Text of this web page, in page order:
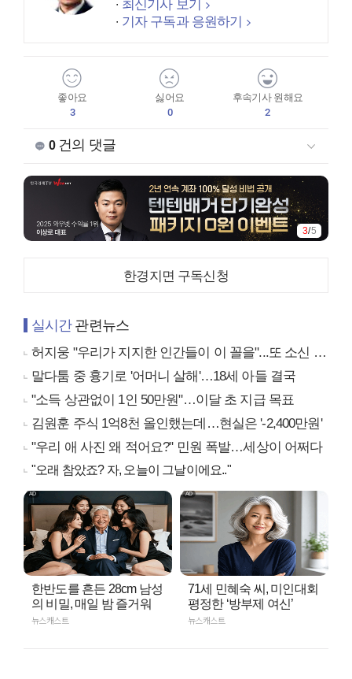
최신기사 보기
기자 구독과 응원하기
좋아요
3
싫어요
0
후속기사 원해요
2
0건의 댓글
3/5
한경지면 구독신청
실시간관련뉴스
허지웅 "우리가 지지한 인간들이 이 꼴을"...또 소신 발언
말다툼 중 흉기로 '어머니 살해'…18세 아들 결국
"소득 상관없이 1인 50만원"…이달 초 지급 목표
김원훈 주식 1억8천 올인했는데…현실은 '-2,400만원'
"우리 애 사진 왜 적어요?" 민원 폭발…세상이 어쩌다
"오래 참았죠? 자, 오늘이 그날이에요.."
한반도를 흔든 28cm 남성
의 비밀, 매일 밤 즐거워
뉴스캐스트
71세 민혜숙 씨, 미인대회
평정한 ‘방부제 여신’
뉴스캐스트